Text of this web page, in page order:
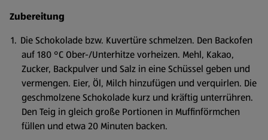
Zubereitung
Die Schokolade bzw. Kuvertüre schmelzen. Den Backofen
auf 180 °C Ober-/Unterhitze vorheizen. Mehl, Kakao,
Zucker, Backpulver und Salz in eine Schüssel geben und
vermengen. Eier, Öl, Milch hinzufügen und verquirlen. Die
geschmolzene Schokolade kurz und kräftig unterrühren.
Den Teig in gleich große Portionen in Muffinförmchen
füllen und etwa 20 Minuten backen.